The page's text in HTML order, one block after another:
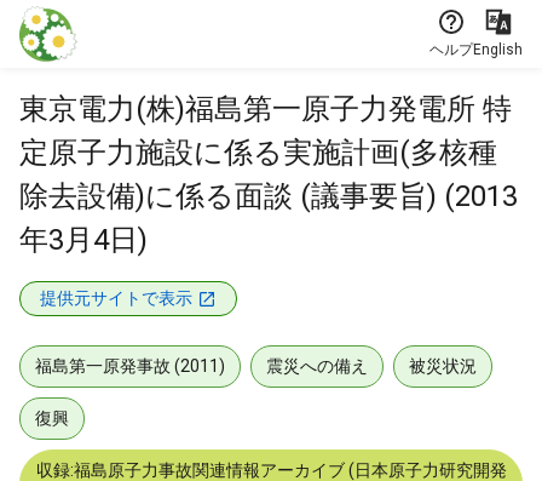
本文に飛ぶ
ヘルプEnglish
東京電力(株)福島第一原子力発電所 特
定原子力施設に係る実施計画(多核種
除去設備)に係る面談 (議事要旨) (2013
年3月4日)
提供元サイトで表示
福島第一原発事故 (2011) 震災への備え 被災状況
復興
収録:福島原子力事故関連情報アーカイブ (日本原子力研究開発